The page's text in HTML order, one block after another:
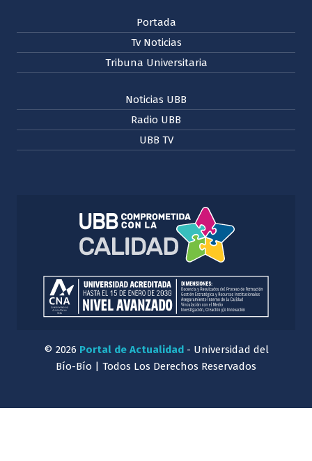
Portada
Tv Noticias
Tribuna Universitaria
Noticias UBB
Radio UBB
UBB TV
© 2026 Portal de Actualidad- Universidad del
Bío-Bío | Todos Los Derechos Reservados